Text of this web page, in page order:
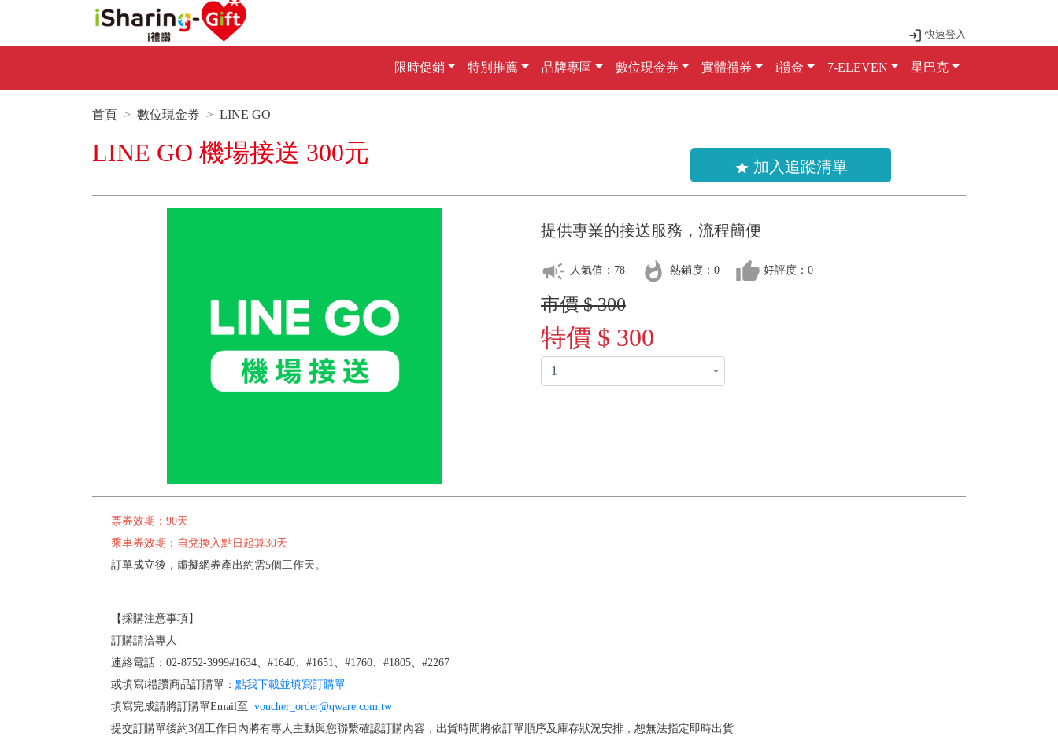
快速登入
限時促銷 特別推薦 品牌專區 數位現金券 實體禮券 i禮金 7-ELEVEN 星巴克
首頁 數位現金券 LINE GO
LINE GO 機場接送 300元
star 加入追蹤清單
提供專業的接送服務，流程簡便
campaign 人氣值：78 whatshot 熱銷度：0 thumb_up 好評度：0
市價 $ 300
特價 $ 300
票券效期：90天
乘車券效期：自兌換入點日起算30天
訂單成立後，虛擬網券產出約需5個工作天。
【採購注意事項】
訂購請洽專人
連絡電話：02-8752-3999#1634、#1640、#1651、#1760、#1805、#2267
或填寫i禮讚商品訂購單： 點我下載並填寫訂購單
填寫完成請將訂購單Email至 voucher_order@qware.com.tw
提交訂購單後約3個工作日內將有專人主動與您聯繫確認訂購內容，出貨時間將依訂單順序及庫存狀況安排，恕無法指定即時出貨